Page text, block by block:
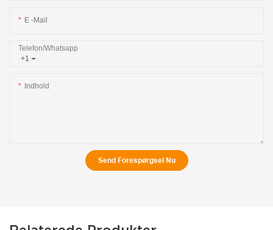
E -mail
+1
Telefon/whatsapp
Indhold
Send Forespørgsel Nu